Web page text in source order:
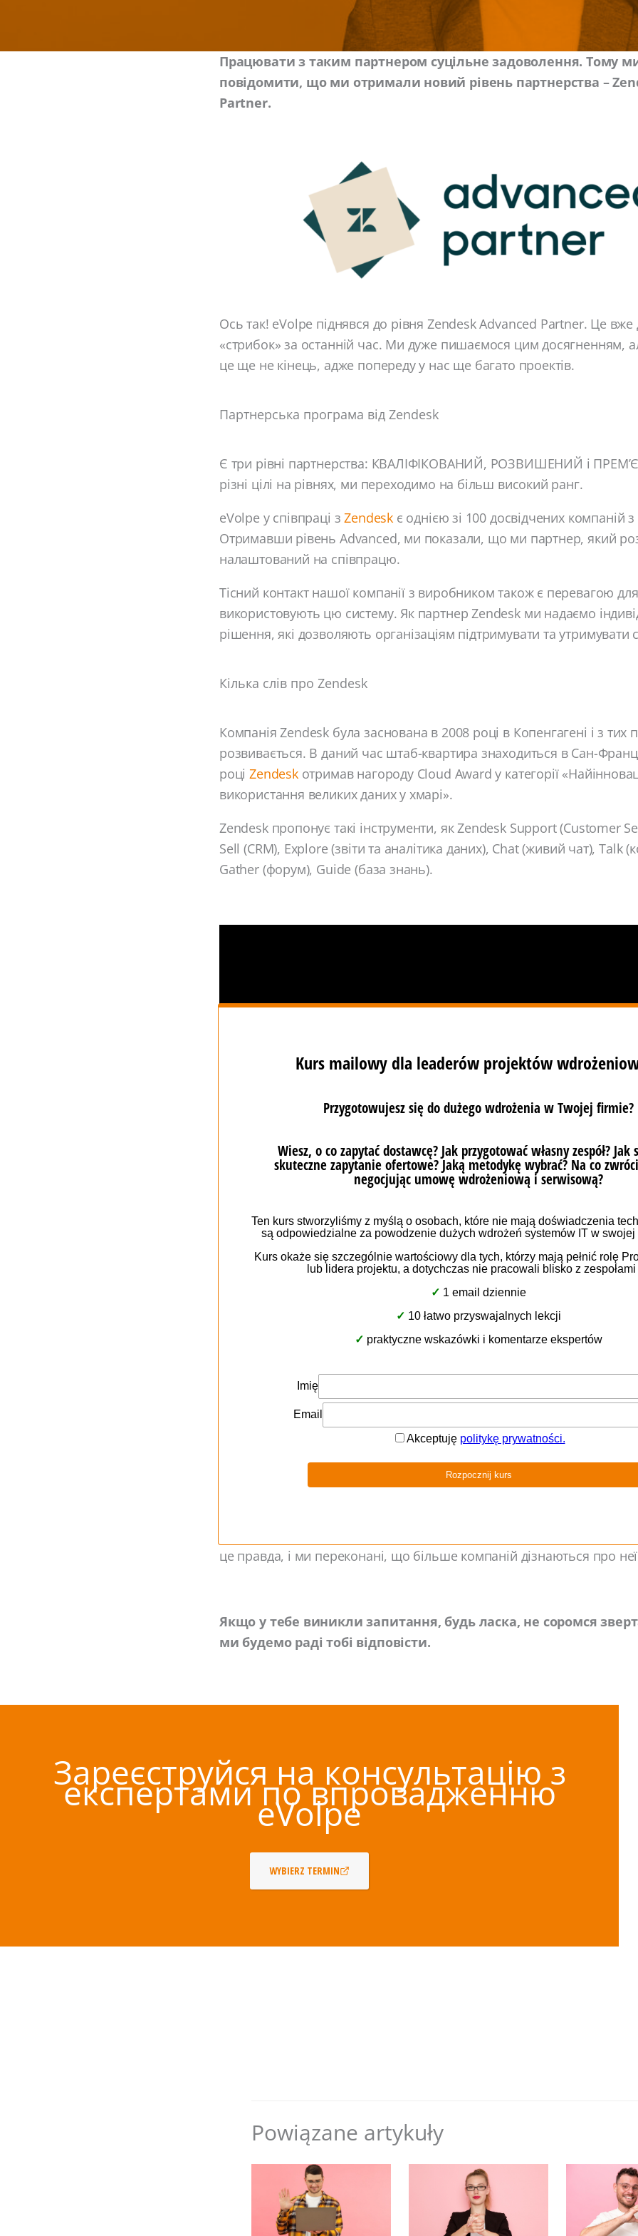
Працювати з таким партнером суцільне задоволення. Тому
повідомити, що ми отримали новий рівень партнерства –
Partner.
Ось так! eVolpe піднявся до рівня Zendesk Advanced Partner. Це вже
«стрибок» за останній час. Ми дуже пишаємося цим досягненням,
це ще не кінець, адже попереду у нас ще багато проектів.
Партнерська програма від Zendesk
Є три рівні партнерства: КВАЛІФІКОВАНИЙ, РОЗВИШЕНИЙ і
різні цілі на рівнях, ми переходимо на більш високий ранг.
eVolpe у співпраці зZendeskє однією зі 100 досвідчених компаній з
Отримавши рівень Advanced, ми показали, що ми партнер, який
налаштований на співпрацю.
Тісний контакт нашої компанії з виробником також є перевагою для
використовують цю систему. Як партнер Zendesk ми надаємо
рішення, які дозволяють організаціям підтримувати та утримувати
Кілька слів про Zendesk
Компанія Zendesk була заснована в 2008 році в Копенгагені і з тих
розвивається. В даний час штаб-квартира знаходиться в Сан-
роціZendeskотримав нагороду Cloud Award у категорії
використання великих даних у хмарі».
Zendesk пропонує такі інструменти, як Zendesk Support (Customer
Sell (CRM), Explore (звіти та аналітика даних), Chat (живий чат), Talk
Gather (форум), Guide (база знань).
Здійснюй дзвінки, надсилай електронні листи, плануй зустрічі та
транзакцій з одного місця – без реєстрації всього вручну. Zendesk
який звільняє ваших співробітників від вимогливої ​​оперативної
зосередитися на побудові тривалих ділових відносин.
Zendesk в eVolpe
Zendesk у пропозиції eVolpe є відповіддю на потреби клієнтів на
Бути відкритим для рішень у хмарі – це крок до компаній, які
результатів і готові делегувати зобов’язання щодо підтримки
інфраструктури.
це правда, і ми переконані, що більше компаній дізнаються про
Якщо у тебе виникли запитання, будь ласка, не соромся
ми будемо раді тобі відповісти.
Зареєструйся на консультацію з
експертами по впровадженню
eVolpe
WYBIERZ TERMIN
Powiązane artykuły